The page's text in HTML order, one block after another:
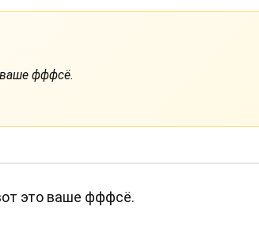
ваше фффсё.
это ваше фффсё.